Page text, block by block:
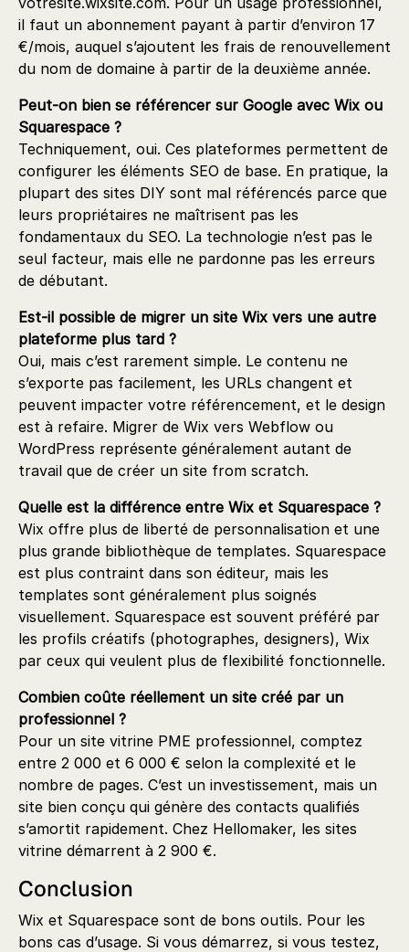
il faut un abonnement payant à partir d’environ 17
€/mois, auquel s’ajoutent les frais de renouvellement
du nom de domaine à partir de la deuxième année.
Peut-on bien se référencer sur Google avec Wix ou
Squarespace ?
Techniquement, oui. Ces plateformes permettent de
configurer les éléments SEO de base. En pratique, la
plupart des sites DIY sont mal référencés parce que
leurs propriétaires ne maîtrisent pas les
fondamentaux du SEO. La technologie n’est pas le
seul facteur, mais elle ne pardonne pas les erreurs
de débutant.
Est-il possible de migrer un site Wix vers une autre
plateforme plus tard ?
Oui, mais c’est rarement simple. Le contenu ne
s’exporte pas facilement, les URLs changent et
peuvent impacter votre référencement, et le design
est à refaire. Migrer de Wix vers Webflow ou
WordPress représente généralement autant de
travail que de créer un site from scratch.
Quelle est la différence entre Wix et Squarespace ?
Wix offre plus de liberté de personnalisation et une
plus grande bibliothèque de templates. Squarespace
est plus contraint dans son éditeur, mais les
templates sont généralement plus soignés
visuellement. Squarespace est souvent préféré par
les profils créatifs (photographes, designers), Wix
par ceux qui veulent plus de flexibilité fonctionnelle.
Combien coûte réellement un site créé par un
professionnel ?
Pour un site vitrine PME professionnel, comptez
entre 2 000 et 6 000 € selon la complexité et le
nombre de pages. C’est un investissement, mais un
site bien conçu qui génère des contacts qualifiés
s’amortit rapidement. Chez Hellomaker, les sites
vitrine démarrent à 2 900 €.
Conclusion
Wix et Squarespace sont de bons outils. Pour les
bons cas d’usage. Si vous démarrez, si vous testez,